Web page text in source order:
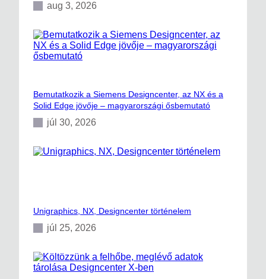
aug 3, 2026
Bemutatkozik a Siemens Designcenter, az NX és a
Solid Edge jövője – magyarországi ősbemutató
júl 30, 2026
Unigraphics, NX, Designcenter történelem
júl 25, 2026